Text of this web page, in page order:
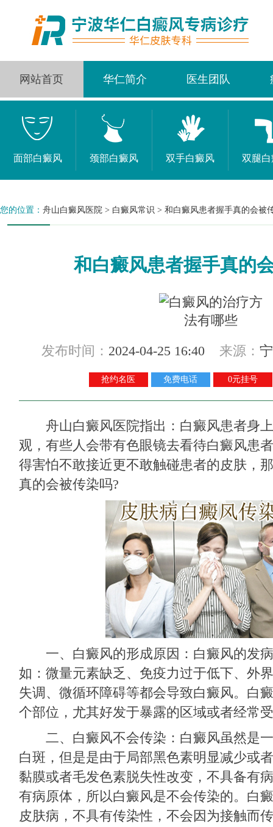
网站首页 华仁简介 医生团队
面部白癜风 颈部白癜风 双手白癜风 双腿
您的位置： 舟山白癜风医院 > 白癜风常识 > 和白癜风患者握手真的会被
和白癜风患者握手真的
发布时间： 2024-04-25 16:40 来源：
抢约名医 免费电话 0元挂号
舟山白癜风医院指出：白癜风患者身
观，有些人会带有色眼镜去看待白癜风患
得害怕不敢接近更不敢触碰患者的皮肤，
真的会被传染吗?
一、白癜风的形成原因：白癜风的发病
如：微量元素缺乏、免疫力过于低下、外
失调、微循环障碍等都会导致白癜风。白
个部位，尤其好发于暴露的区域或者经常
二、白癜风不会传染：白癜风虽然是一
白斑，但是是由于局部黑色素明显减少或
黏膜或者毛发色素脱失性改变，不具备有
有病原体，所以白癜风是不会传染的。白
皮肤病，不具有传染性，不会因为接触而